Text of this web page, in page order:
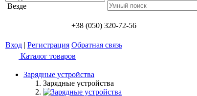
Везде
+38 (050) 320-72-56
Вход | Регистрация Обратная связь
Каталог товаров
Зарядные устройства
Зарядные устройства